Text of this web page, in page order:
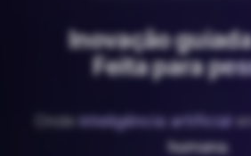
Inovação
Feita para
Onde inteligência artificial
humana.